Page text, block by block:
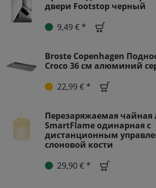
двери Footstop черный
9,49 € *
Broste Copenhagen
Croco 36 см алюминий
22,99 € *
Перезаряжаемая чайная
SmartFlame одинарная с
дистанционным
слоновой кости
29,90 € *